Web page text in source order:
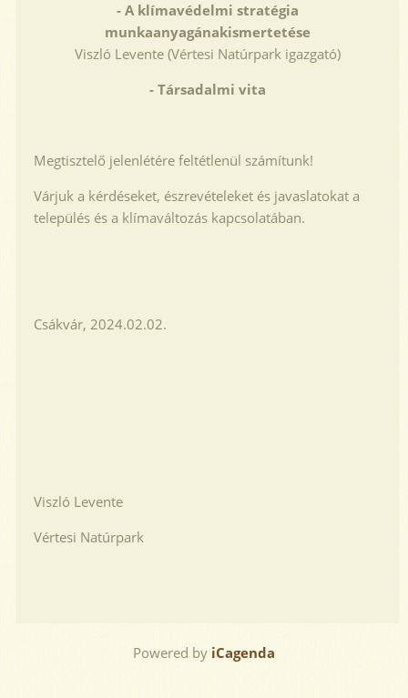
- A klímavédelmi stratégia
munkaanyagánakismertetése
Viszló Levente (Vértesi Natúrpark igazgató)
- Társadalmi vita
Megtisztelő jelenlétére feltétlenül számítunk!
Várjuk a kérdéseket, észrevételeket és javaslatokat a
település és a klímaváltozás kapcsolatában.
Csákvár, 2024.02.02.
Viszló Levente
Vértesi Natúrpark
Powered by iCagenda